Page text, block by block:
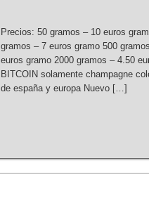
Precios: 50 gramos – 10 euros
gramos – 7 euros gramo 500
euros gramo 2000 gramos – 4.50
BITCOIN solamente champagne
de españa y europa Nuevo […]